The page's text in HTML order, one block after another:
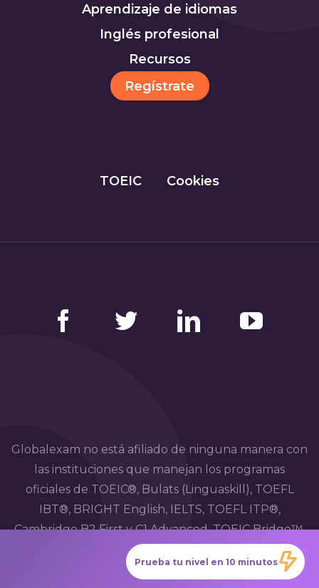
Prueba tu nivel en 10 minutos
Aprendizaje de idiomas
Inglés profesional
Recursos
Regístrate
TOEIC Cookies
Globalexam no está afiliado de ninguna manera con
las instituciones que manejan los programas
oficiales de TOEIC®, Bulats (Linguaskill), TOEFL
IBT®, BRIGHT English, IELTS, TOEFL ITP®,
Cambridge B2 First y C1 Advanced, TOEIC Bridge™,
HSK®, BRIGHT Español, DELE, DELF, TCF, BRIGHT
Deutsch y WiDaF.